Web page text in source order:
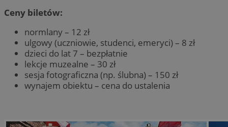
Ceny biletów:
normlany – 12 zł
ulgowy (uczniowie, studenci, emeryci) – 8 zł
dzieci do lat 7 – bezpłatnie
lekcje muzealne – 30 zł
sesja fotograficzna (np. ślubna) – 150 zł
wynajem obiektu – cena do ustalenia